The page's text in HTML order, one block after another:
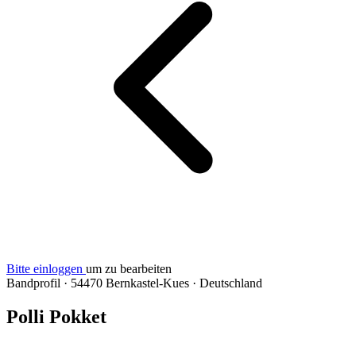
Bitte einloggen um zu bearbeiten
Bandprofil · 54470 Bernkastel-Kues · Deutschland
Polli Pokket